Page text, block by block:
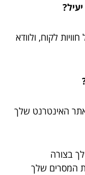
לקוח, ולוודא
האינטרנט שלך
בצורה
המסרים שלך